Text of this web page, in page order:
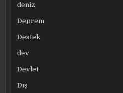
deniz
Deprem
Destek
dev
Devlet
Dış